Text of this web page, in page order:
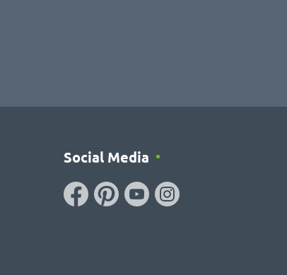
Social Media